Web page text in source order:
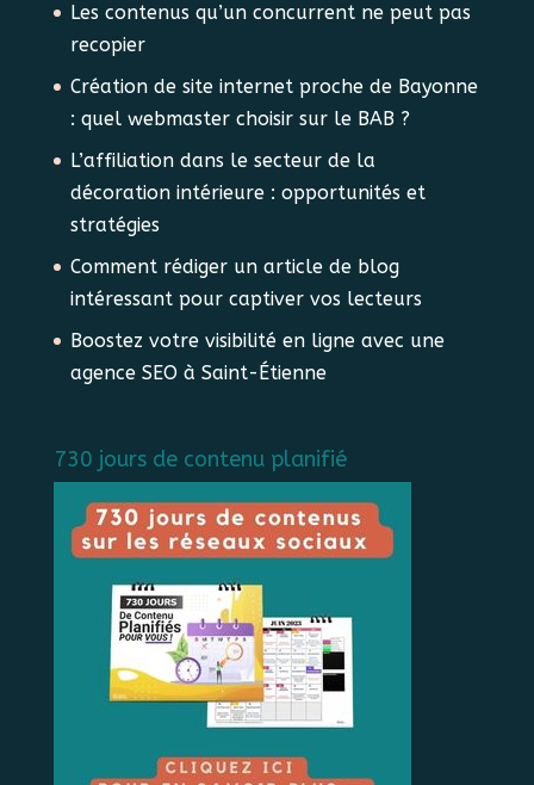
Les contenus qu’un concurrent ne peut pas
recopier
Création de site internet proche de Bayonne
: quel webmaster choisir sur le BAB ?
L’affiliation dans le secteur de la
décoration intérieure : opportunités et
stratégies
Comment rédiger un article de blog
intéressant pour captiver vos lecteurs
Boostez votre visibilité en ligne avec une
agence SEO à Saint-Étienne
730 jours de contenu planifié